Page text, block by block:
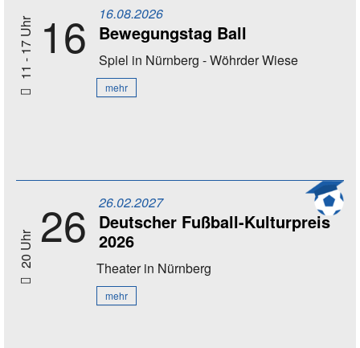
11 - 17 Uhr 16 16.08.2026
Bewegungstag Ball
Spiel in Nürnberg - Wöhrder Wiese
mehr
20 Uhr 26 26.02.2027
Deutscher Fußball-Kulturpreis
2026
Theaterin Nürnberg
mehr